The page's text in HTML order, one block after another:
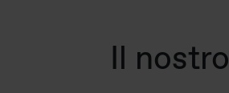
Il nostro